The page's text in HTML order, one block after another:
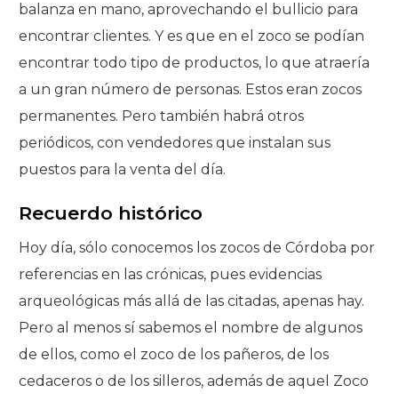
balanza en mano, aprovechando el bullicio para
encontrar clientes. Y es que en el zoco se podían
encontrar todo tipo de productos, lo que atraería
a un gran número de personas. Estos eran zocos
permanentes. Pero también habrá otros
periódicos, con vendedores que instalan sus
puestos para la venta del día.
Recuerdo histórico
Hoy día, sólo conocemos los zocos de Córdoba por
referencias en las crónicas, pues evidencias
arqueológicas más allá de las citadas, apenas hay.
Pero al menos sí sabemos el nombre de algunos
de ellos, como el zoco de los pañeros, de los
cedaceros o de los silleros, además de aquel Zoco